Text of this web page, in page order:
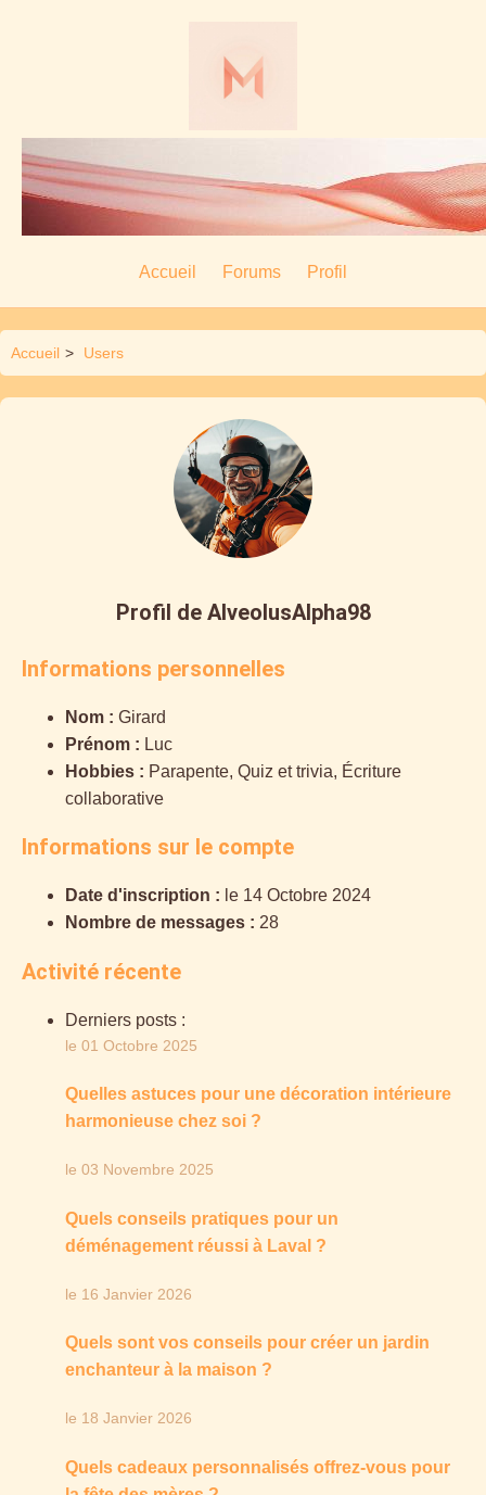
Accueil Forums Profil
Accueil > Users
Profil de AlveolusAlpha98
Informations personnelles
Nom : Girard
Prénom : Luc
Hobbies : Parapente, Quiz et trivia, Écriture
collaborative
Informations sur le compte
Date d'inscription : le 14 Octobre 2024
Nombre de messages : 28
Activité récente
Derniers posts :
le 01 Octobre 2025
Quelles astuces pour une décoration intérieure
harmonieuse chez soi ?
le 03 Novembre 2025
Quels conseils pratiques pour un
déménagement réussi à Laval ?
le 16 Janvier 2026
Quels sont vos conseils pour créer un jardin
enchanteur à la maison ?
le 18 Janvier 2026
Quels cadeaux personnalisés offrez-vous pour